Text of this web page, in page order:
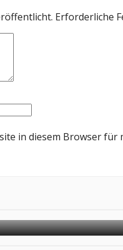
Erforderliche
in diesem Browser